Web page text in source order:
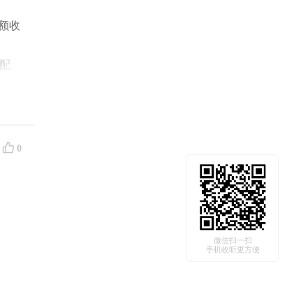
收
价0
微信扫一扫
手机收听更方便